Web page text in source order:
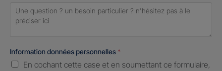
Information données personnelles *
En cochant cette case et en soumettant ce formulaire,